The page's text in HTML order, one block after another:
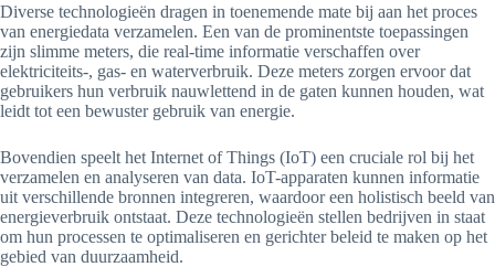
Diverse technologieën dragen in toenemende mate bij aan het proces
van energiedata verzamelen. Een van de prominentste toepassingen
zijn slimme meters, die real-time informatie verschaffen over
elektriciteits-, gas- en waterverbruik. Deze meters zorgen ervoor dat
gebruikers hun verbruik nauwlettend in de gaten kunnen houden, wat
leidt tot een bewuster gebruik van energie.
Bovendien speelt het Internet of Things (IoT) een cruciale rol bij het
verzamelen en analyseren van data. IoT-apparaten kunnen informatie
uit verschillende bronnen integreren, waardoor een holistisch beeld van
energieverbruik ontstaat. Deze technologieën stellen bedrijven in staat
om hun processen te optimaliseren en gerichter beleid te maken op het
gebied van duurzaamheid.